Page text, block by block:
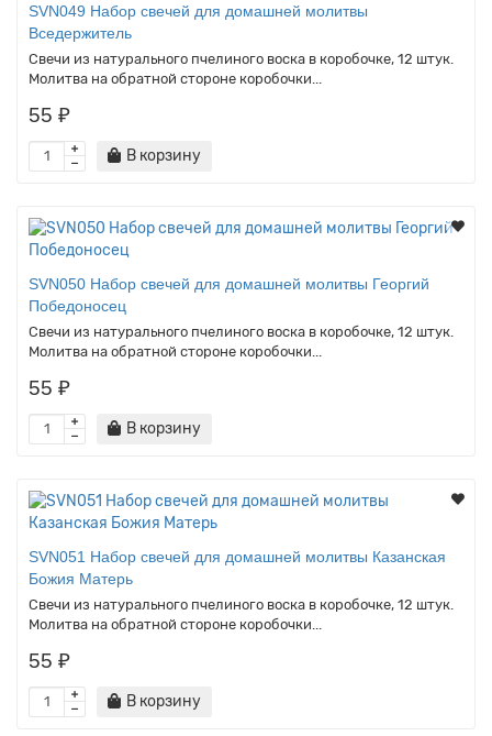
SVN049 Набор свечей для домашней молитвы
Вседержитель
Свечи из натурального пчелиного воска в коробочке, 12 штук.
Молитва на обратной стороне коробочки...
55 ₽
В корзину
SVN050 Набор свечей для домашней молитвы Георгий
Победоносец
Свечи из натурального пчелиного воска в коробочке, 12 штук.
Молитва на обратной стороне коробочки...
55 ₽
В корзину
SVN051 Набор свечей для домашней молитвы Казанская
Божия Матерь
Свечи из натурального пчелиного воска в коробочке, 12 штук.
Молитва на обратной стороне коробочки...
55 ₽
В корзину